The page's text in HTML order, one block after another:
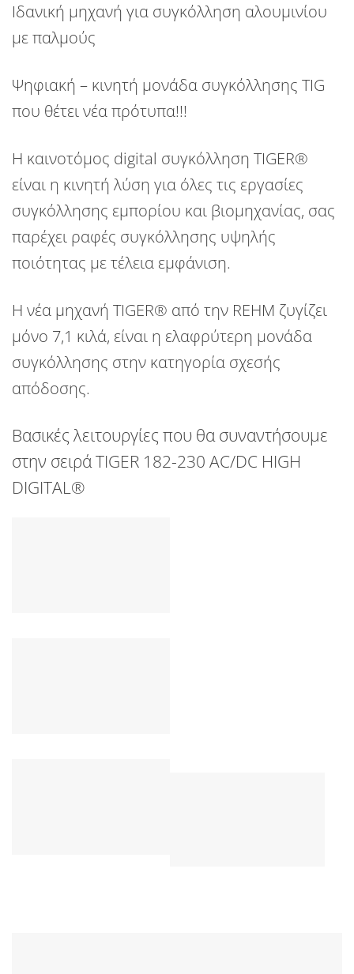
Ιδανική μηχανή για συγκόλληση αλουμινίου
με παλμούς
Ψηφιακή – κινητή μονάδα συγκόλλησης TIG
που θέτει νέα πρότυπα!!!
Η καινοτόμος digital συγκόλληση TIGER®
είναι η κινητή λύση για όλες τις εργασίες
συγκόλλησης εμπορίου και βιομηχανίας, σας
παρέχει ραφές συγκόλλησης υψηλής
ποιότητας με τέλεια εμφάνιση.
Η νέα μηχανή TIGER® από την REHM ζυγίζει
μόνο 7,1 κιλά, είναι η ελαφρύτερη μονάδα
συγκόλλησης στην κατηγορία σχεσής
απόδοσης.
Βασικές λειτουργίες που θα συναντήσουμε
στην σειράTIGER 182-230 AC/DC HIGH
DIGITAL®